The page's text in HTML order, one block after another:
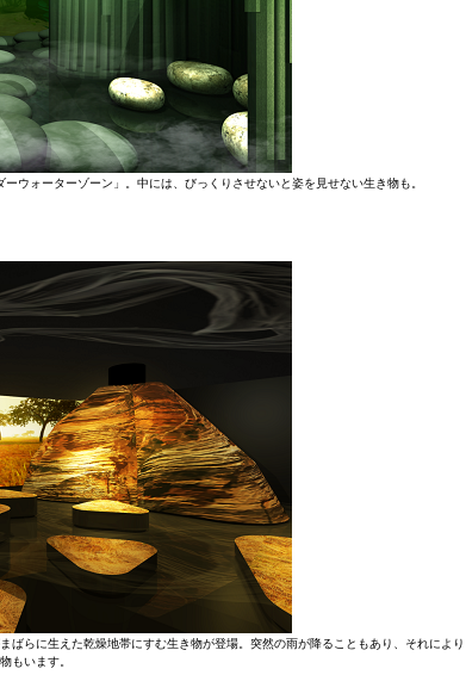
ウォーターゾーン」。中には、びっくりさせないと姿を見せない生き物も。
ばらに生えた乾燥地帯にすむ生き物が登場。突然の雨が降ることもあり、それにより
もいます。